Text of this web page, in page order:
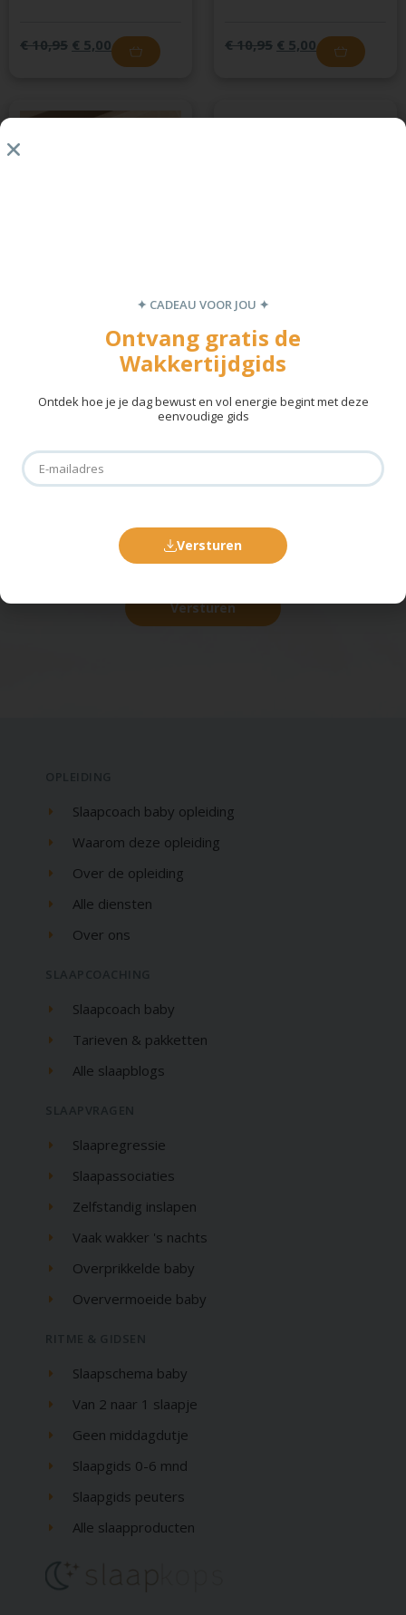
€10,95 € 5,00 €10,95 € 5,00
10,95
✦ SCHRIJF JE IN VOOR DE NIEUWSBRIEF! ✦
Meer slaaptips ontvangen?
Versturen
Slaapcoach baby opleiding
Waarom deze opleiding
Over de opleiding
Alle diensten
Over ons
Slaapcoach baby
Tarieven & pakketten
Alle slaapblogs
Slaapregressie
Slaapassociaties
Zelfstandig inslapen
Vaak wakker 's nachts
Overprikkelde baby
Oververmoeide baby
Slaapschema baby
Van 2 naar 1 slaapje
Geen middagdutje
Slaapgids 0-6 mnd
Slaapgids peuters
Alle slaapproducten
✦ CADEAU VOOR JOU ✦
Ontvang gratis de
Wakkertijdgids
Ontdek hoe je je dag bewust en vol energie begint met deze
eenvoudige gids
Versturen